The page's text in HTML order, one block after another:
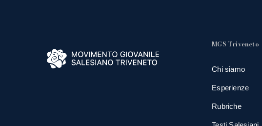
MGS Triveneto
Chi siamo
Esperienze
Rubriche